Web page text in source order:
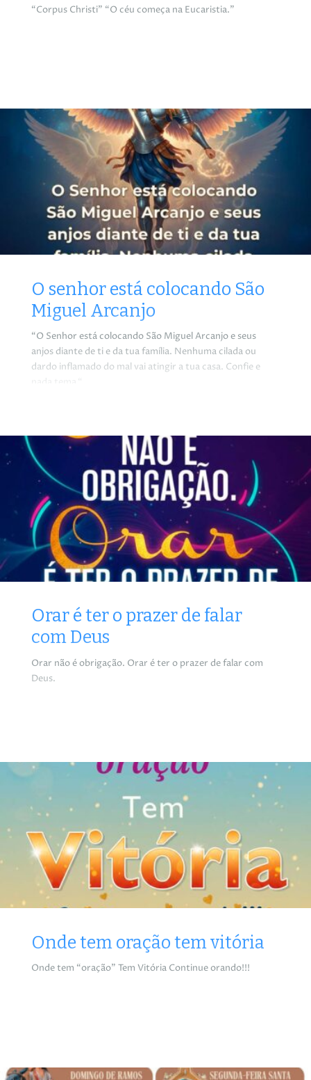
“Corpus Christi” “O céu começa na Eucaristia.”
O senhor está colocando São
Miguel Arcanjo
“O Senhor está colocando São Miguel Arcanjo e seus
anjos diante de ti e da tua família. Nenhuma cilada ou
dardo inflamado do mal vai atingir a tua casa. Confie e
nada tema.“
Orar é ter o prazer de falar
com Deus
Orar não é obrigação. Orar é ter o prazer de falar com
Deus.
Onde tem oração tem vitória
Onde tem “oração” Tem Vitória Continue orando!!!